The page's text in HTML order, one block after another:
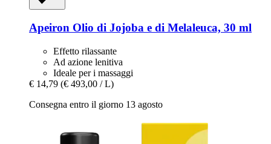
Apeiron Olio di Jojoba e di Melaleuca, 30 ml
Effetto rilassante
Ad azione lenitiva
Ideale per i massaggi
€ 14,79 (€ 493,00 / L)
Consegna entro il giorno 13 agosto